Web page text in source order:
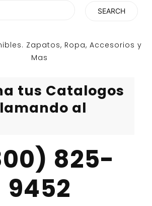
Zapatos, Ropa, Accesorios y
Mas
tus Catalogos
al
825-
9452